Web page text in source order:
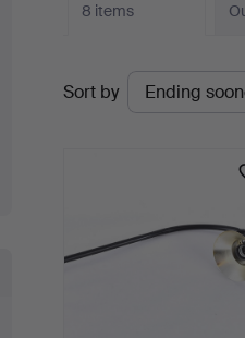
8 items
Active
auctions
Sort by